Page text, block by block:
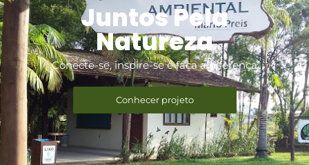
Juntos Pela
Natureza
Conecte-se, inspire-se e faça a diferença
Conhecer projeto